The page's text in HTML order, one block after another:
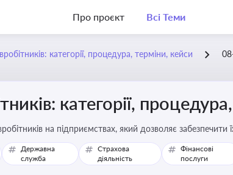
Про проєкт Всі Теми
категорії, процедура, терміни, кейси
категорії,
на підприємствах, який дозволяє
Державна
служба
Страхова
діяльність
Фінансові
послуги